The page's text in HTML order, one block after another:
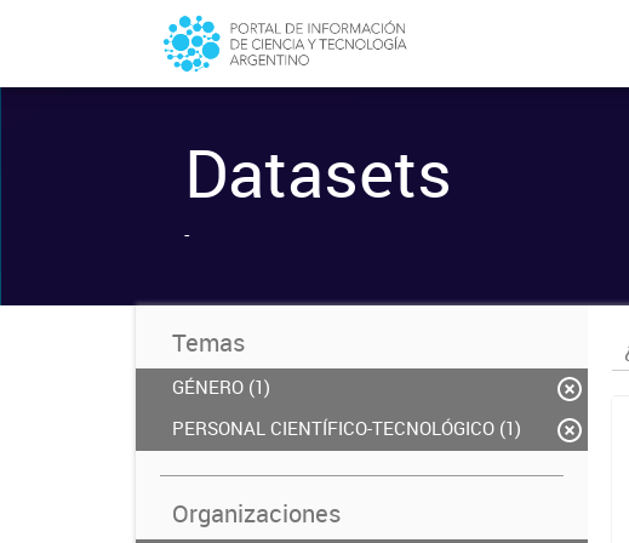
Datasets
-
Temas
GÉNERO (1)
PERSONAL CIENTÍFICO-TECNOLÓGICO (1)
Organizaciones